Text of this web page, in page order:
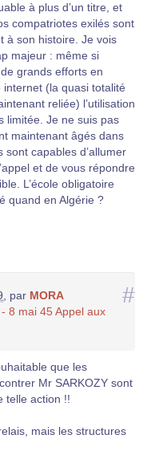
à plus d’un titre, et
compatriotes exilés sont
à son histoire. Je vois
majeur : même si
grands efforts en
(la quasi totalité
reliée) l’utilisation
limitée. Je ne suis pas
maintenant âgés dans
sont capables d’allumer
et de vous répondre
L’école obligatoire
quand en Algérie ?
#
par MORA
8 mai 45 Appel aux
que les
Mr SARKOZY sont
telle action !!
mais les structures